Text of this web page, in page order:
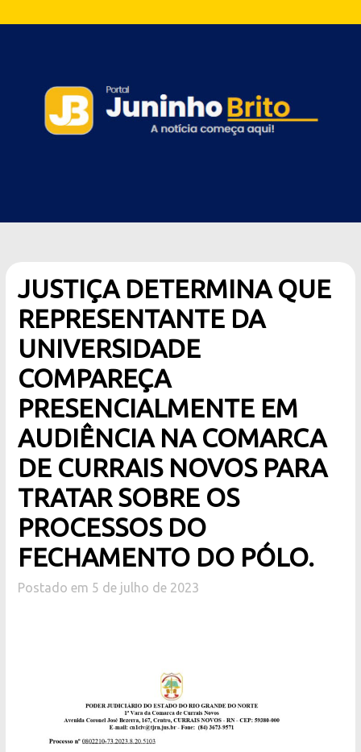
JUSTIÇA DETERMINA QUE
REPRESENTANTE DA
UNIVERSIDADE
COMPAREÇA
PRESENCIALMENTE EM
AUDIÊNCIA NA COMARCA
DE CURRAIS NOVOS PARA
TRATAR SOBRE OS
PROCESSOS DO
FECHAMENTO DO PÓLO.
Postado em 5 de julho de 2023